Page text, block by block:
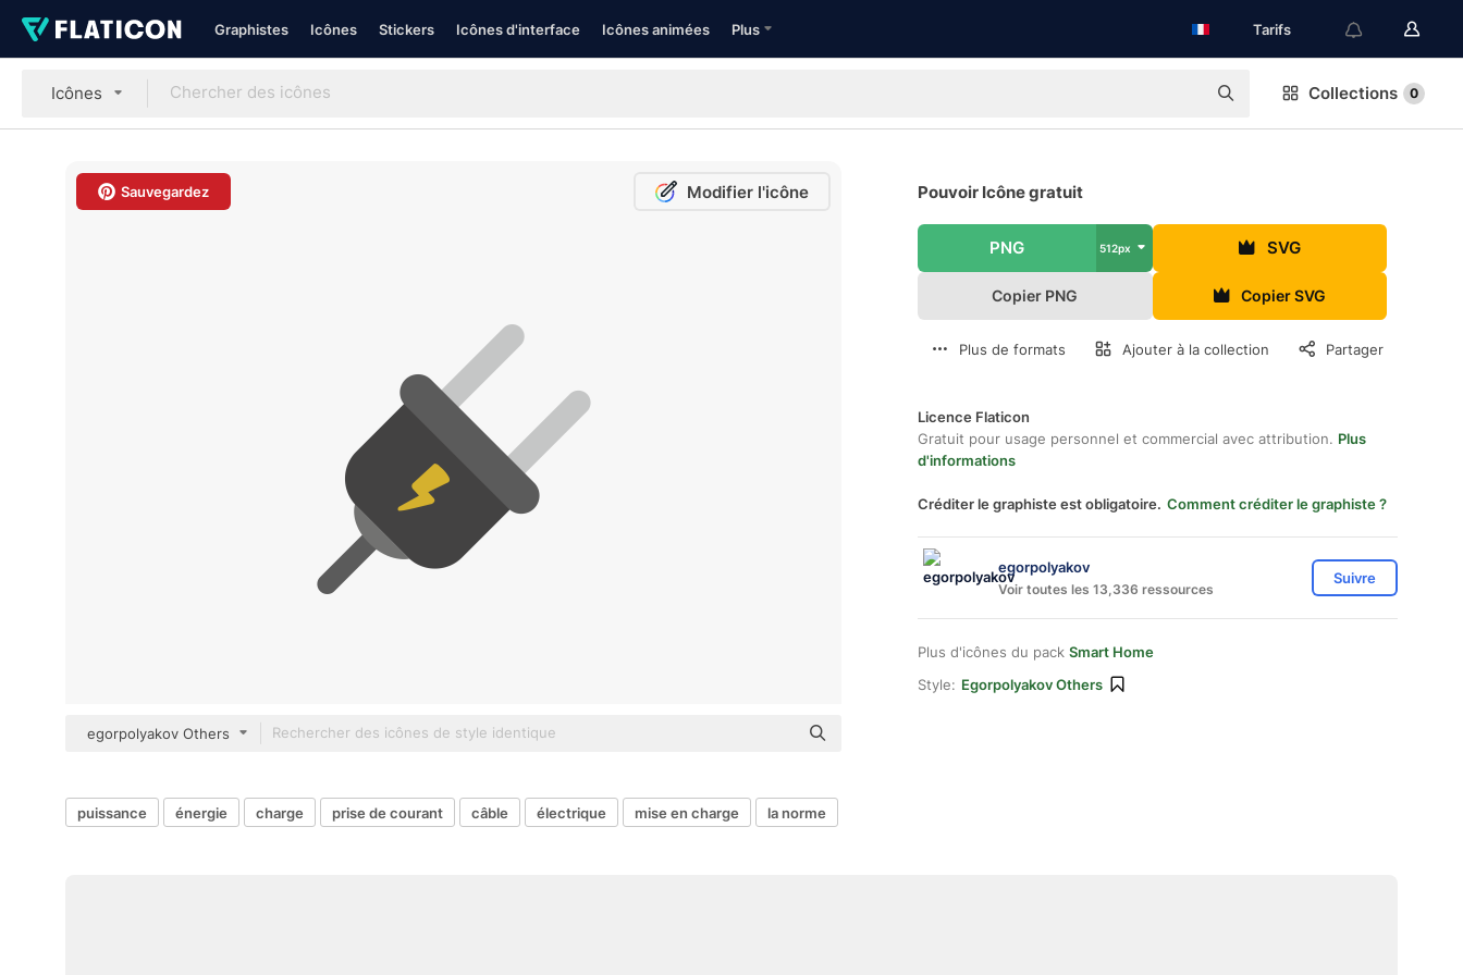
Graphistes Icônes Stickers Icônes d'interface Icônes animées Plus Tarifs
Icônes Collections 0
Sauvegardez Modifier l'icône
egorpolyakov Others
Pouvoir Icône gratuit
PNG 512px SVG
Copier PNG Copier SVG
Plus de formats Ajouter à la collection Partager
Licence Flaticon
Gratuit pour usage personnel et commercial avec attribution. Plus
d'informations
Créditer le graphiste est obligatoire. Comment créditer le graphiste ?
egorpolyakov
Voir toutes les 13,336 ressources
Suivre
Plus d'icônes du pack Smart Home
Style: Egorpolyakov Others
puissance énergie charge prise de courant câble électrique mise en charge la norme